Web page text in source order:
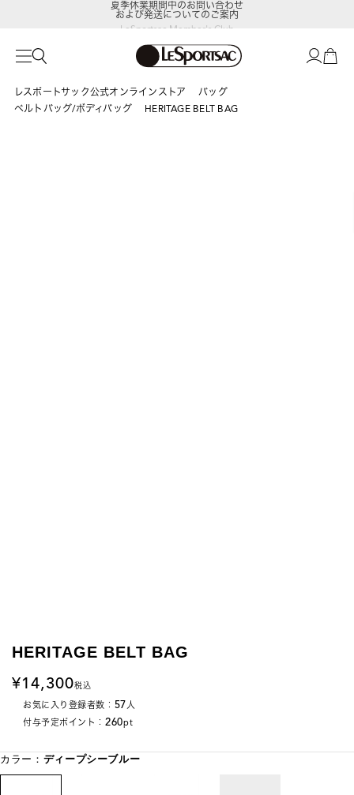
LeSportsac Member's Club
ポイントアップキャンペーン開催中
および発送についてのご案内
レスポートサック公式オンラインストア
バッグ
ベルトバッグ/ボディバッグ
HERITAGE BELT BAG
HERITAGE BELT BAG
14,300税込
お気に入り登録者数： 57人
付与予定ポイント： 260pt
カラー： ディープシーブルー